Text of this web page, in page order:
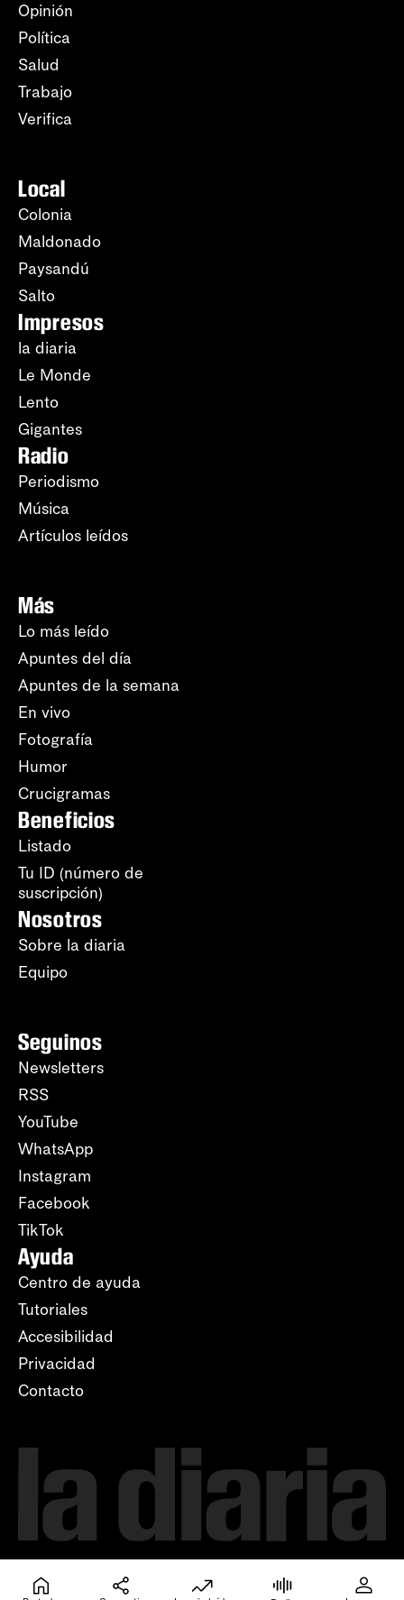
Opinión
Política
Salud
Trabajo
Verifica
Local
Colonia
Maldonado
Paysandú
Salto
Impresos
la diaria
Le Monde
Lento
Gigantes
Radio
Periodismo
Música
Artículos leídos
Más
Lo más leído
Apuntes del día
Apuntes de la semana
En vivo
Fotografía
Humor
Crucigramas
Beneficios
Listado
Tu ID (número de
suscripción)
Nosotros
Sobre la diaria
Equipo
Seguinos
Newsletters
RSS
YouTube
WhatsApp
Instagram
Facebook
TikTok
Ayuda
Centro de ayuda
Tutoriales
Accesibilidad
Privacidad
Contacto